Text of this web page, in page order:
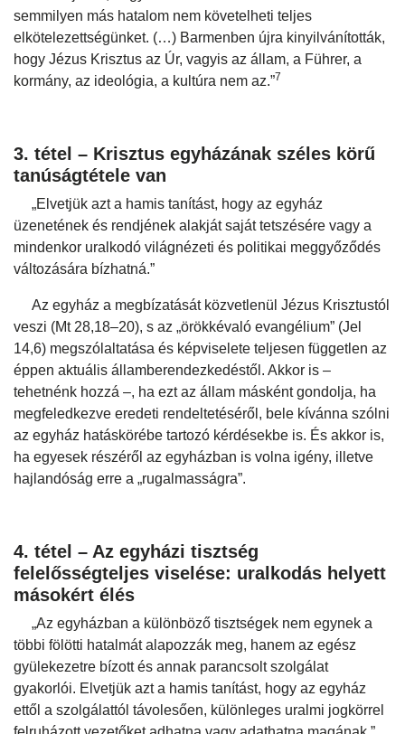
semmilyen más hatalom nem követelheti teljes
elkötelezettségünket. (…) Barmenben újra kinyilvánították,
hogy Jézus Krisztus az Úr, vagyis az állam, a Führer, a
kormány, az ideológia, a kultúra nem az.”7
3. tétel – Krisztus egyházának széles körű
tanúságtétele van
„Elvetjük azt a hamis tanítást, hogy az egyház
üzenetének és rendjének alakját saját tetszésére vagy a
mindenkor uralkodó világnézeti és politikai meggyőződés
változására bízhatná.”
Az egyház a megbízatását közvetlenül Jézus Krisztustól
veszi (Mt 28,18–20), s az „örökkévaló evangélium” (Jel
14,6) megszólaltatása és képviselete teljesen független az
éppen aktuális államberendezkedéstől. Akkor is –
tehetnénk hozzá –, ha ezt az állam másként gondolja, ha
megfeledkezve eredeti rendeltetéséről, bele kívánna szólni
az egyház hatáskörébe tartozó kérdésekbe is. És akkor is,
ha egyesek részéről az egyházban is volna igény, illetve
hajlandóság erre a „rugalmasságra”.
4. tétel – Az egyházi tisztség
felelősségteljes viselése: uralkodás helyett
másokért élés
„Az egyházban a különböző tisztségek nem egynek a
többi fölötti hatalmát alapozzák meg, hanem az egész
gyülekezetre bízott és annak parancsolt szolgálat
gyakorlói. Elvetjük azt a hamis tanítást, hogy az egyház
ettől a szolgálattól távolesően, különleges uralmi jogkörrel